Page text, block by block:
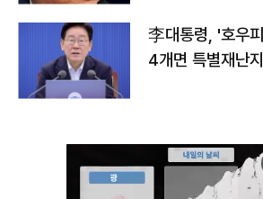
李대통령, '호우
4개면 특별재난